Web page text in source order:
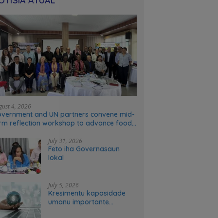
4, 2026
and UN partners convene mid-
reflection workshop to advance food
July 31, 2026
Feto iha Governasaun
lokal
July 5, 2026
Kresimentu kapasidade
umanu importante